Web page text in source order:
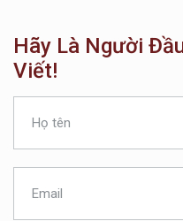
Hãy Là Người
Viết!